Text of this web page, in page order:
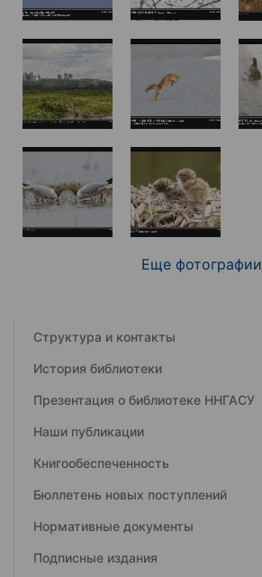
Еще фотографии
Структура и контакты
История библиотеки
Презентация о библиотеке ННГАСУ
Наши публикации
Книгообеспеченность
Бюллетень новых поступлений
Нормативные документы
Подписные издания